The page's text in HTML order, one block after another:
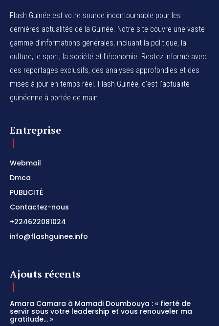
Flash Guinée est votre source incontournable pour les
dernières actualités de la Guinée. Notre site couvre une vaste
gamme d'informations générales, incluant la politique, la
culture, le sport, la société et l'économie. Restez informé avec
des reportages exclusifs, des analyses approfondies et des
mises à jour en temps réel. Flash Guinée, c'est l'actualité
guinéenne à portée de main.
Entreprise
Webmail
Dmca
PUBLICITÉ
Contactez-nous
+224622081024
info@flashguinee.info
Ajouts récents
Amara Camara à Mamadi Doumbouya : « fierté de
servir sous votre leadership et vous renouveler ma
gratitude… »